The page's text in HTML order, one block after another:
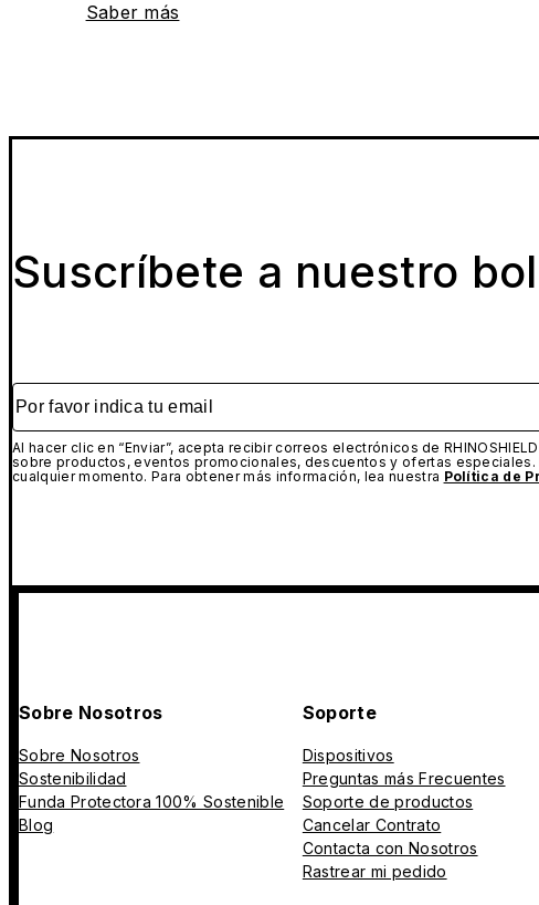
Saber más
Suscríbete a nuestro
Por favor indica tu email
Al hacer clic en “Enviar”, acepta recibir correos electrónicos de
sobre productos, eventos promocionales, descuentos y ofertas especiales.
cualquier momento. Para obtener más información, lea nuestra Política de
Sobre Nosotros
Sobre Nosotros
Sostenibilidad
Funda Protectora 100% Sostenible
Blog
Soporte
Dispositivos
Preguntas más Frecuentes
Soporte de productos
Cancelar Contrato
Contacta con Nosotros
Rastrear mi pedido